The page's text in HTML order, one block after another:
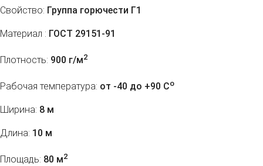
Свойство: Группа горючести Г1
Материал : ГОСТ 29151-91
Плотность: 900 г/м2
Рабочая температура: от -40 до +90 Co
Ширина: 8 м
Длина: 10 м
Площадь: 80 м2